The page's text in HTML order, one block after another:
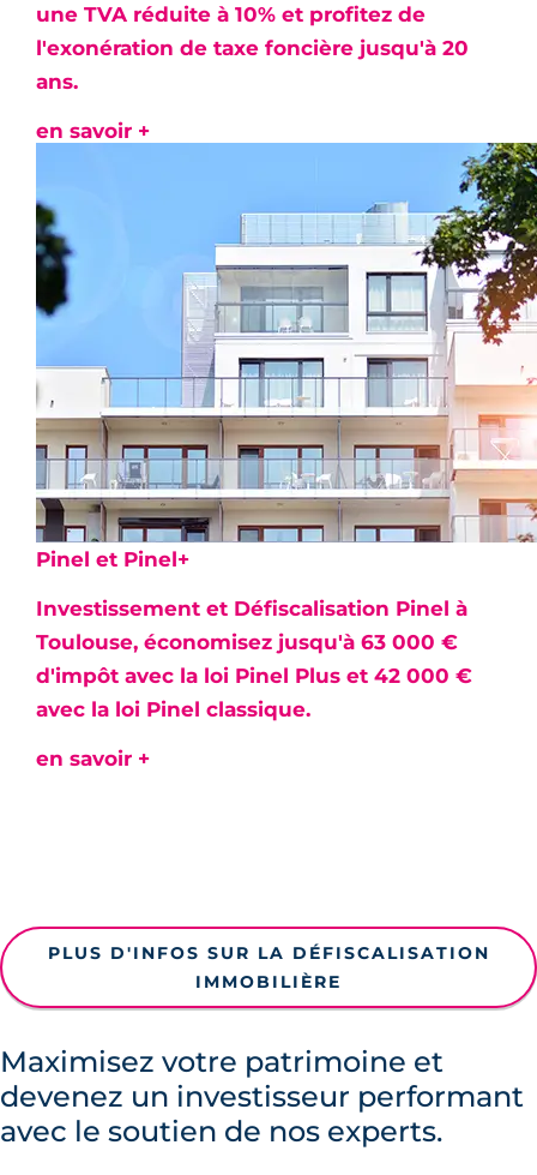
une TVA réduite à 10% et profitez de
l'exonération de taxe foncière jusqu'à 20
ans.
en savoir +
Pinel et Pinel+
Investissement et Défiscalisation Pinel à
Toulouse, économisez jusqu'à 63 000 €
d'impôt avec la loi Pinel Plus et 42 000 €
avec la loi Pinel classique.
en savoir +
PLUS D'INFOS SUR LA DÉFISCALISATION
IMMOBILIÈRE
Maximisez votre patrimoine et
devenez un investisseur performant
avec le soutien de nos experts.